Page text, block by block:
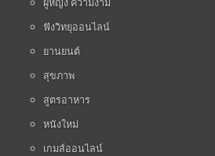
ฟังวิทยุออนไลน์
ยานยนต์
สุขภาพ
สูตรอาหาร
หนังใหม่
เกมส์ออนไลน์